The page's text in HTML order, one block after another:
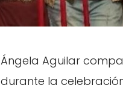
Ángela Aguilar
durante la